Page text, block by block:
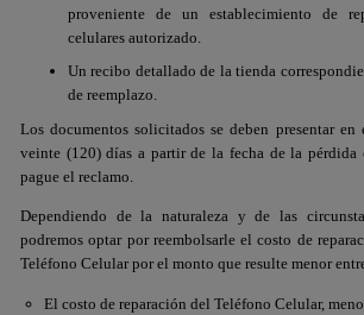
proveniente de un establecimiento de
celulares autorizado.
Un recibo detallado de la tienda
de reemplazo.
Los documentos solicitados se deben presentar en
veinte (120) días a partir de la fecha de la pérdida
pague el reclamo.
Dependiendo de la naturaleza y de las
podremos optar por reembolsarle el costo de
Teléfono Celular por el monto que resulte menor
El costo de reparación del Teléfono Celular,